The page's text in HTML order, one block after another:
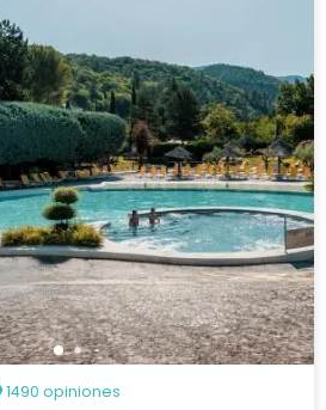
1490 opiniones